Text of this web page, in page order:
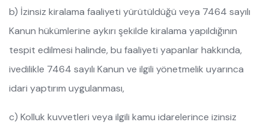
b) İzinsiz kiralama faaliyeti yürütüldüğü veya 7464 sayılı
Kanun hükümlerine aykırı şekilde kiralama yapıldığının
tespit edilmesi halinde, bu faaliyeti yapanlar hakkında,
ivedilikle 7464 sayılı Kanun ve ilgili yönetmelik uyarınca
idari yaptırım uygulanması,
c) Kolluk kuvvetleri veya ilgili kamu idarelerince izinsiz